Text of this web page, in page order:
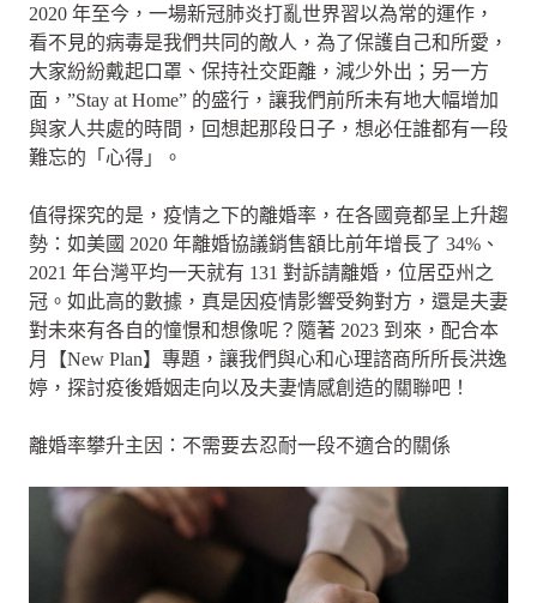
2020 年至今，一場新冠肺炎打亂世界習以為常的運作，
看不見的病毒是我們共同的敵人，為了保護自己和所愛，
大家紛紛戴起口罩、保持社交距離，減少外出；另一方
面，”Stay at Home” 的盛行，讓我們前所未有地大幅增加
與家人共處的時間，回想起那段日子，想必任誰都有一段
難忘的「心得」。
值得探究的是，疫情之下的離婚率，在各國竟都呈上升趨
勢：如美國 2020 年離婚協議銷售額比前年增長了 34%、
2021 年台灣平均一天就有 131 對訴請離婚，位居亞州之
冠。如此高的數據，真是因疫情影響受夠對方，還是夫妻
對未來有各自的憧憬和想像呢？隨著 2023 到來，配合本
月【New Plan】專題，讓我們與心和心理諮商所所長洪逸
婷，探討疫後婚姻走向以及夫妻情感創造的關聯吧！
離婚率攀升主因：不需要去忍耐一段不適合的關係